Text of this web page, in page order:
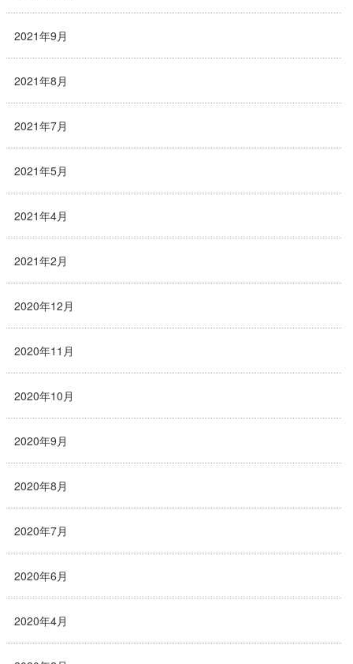
2021年9月
2021年8月
2021年7月
2021年5月
2021年4月
2021年2月
2020年12月
2020年11月
2020年10月
2020年9月
2020年8月
2020年7月
2020年6月
2020年4月